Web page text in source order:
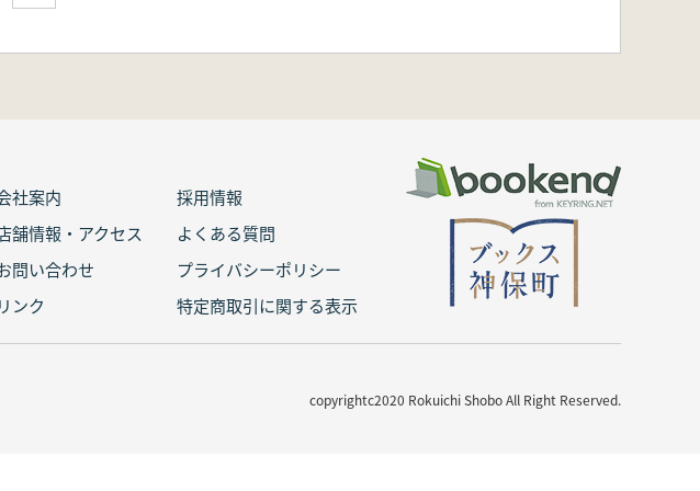
社案内
採用情報
舗情報・アクセス
よくある質問
問い合わせ
プライバシーポリシー
リンク
特定商取引に関する表示
copyrightc2020 Rokuichi Shobo All Right Reserved.